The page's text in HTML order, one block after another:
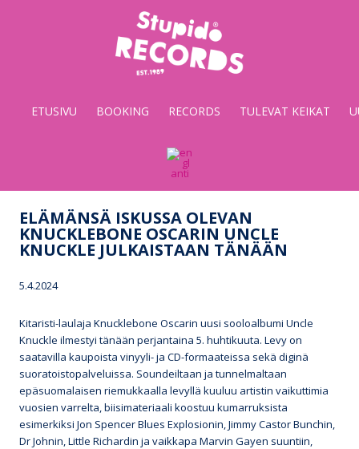
Stupido
Records
&
ETUSIVU BOOKING RECORDS TULEVAT KEIKAT
ELÄMÄNSÄ ISKUSSA OLEVAN
KNUCKLEBONE OSCARIN UNCLE
KNUCKLE JULKAISTAAN TÄNÄÄN
5.4.2024
Kitaristi-laulaja Knucklebone Oscarin uusi sooloalbumi Uncle
Knuckle ilmestyi tänään perjantaina 5. huhtikuuta. Levy on
saatavilla kaupoista vinyyli- ja CD-formaateissa sekä diginä
suoratoistopalveluissa. Soundeiltaan ja tunnelmaltaan
epäsuomalaisen riemukkaalla levyllä kuuluu artistin vaikuttimia
vuosien varrelta, biisimateriaali koostuu kumarruksista
esimerkiksi Jon Spencer Blues Explosionin, Jimmy Castor Bunchin,
Dr Johnin, Little Richardin ja vaikkapa Marvin Gayen suuntiin,